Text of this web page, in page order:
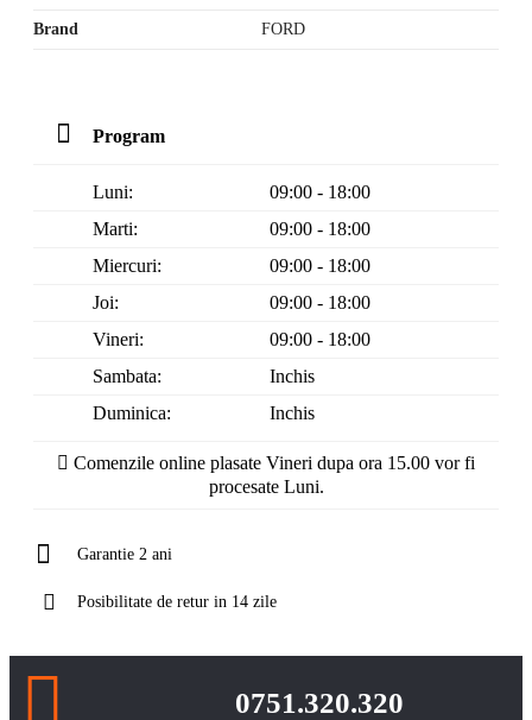
Brand FORD
Program
Luni:
09:00 - 18:00
Marti:
09:00 - 18:00
Miercuri:
09:00 - 18:00
Joi:
09:00 - 18:00
Vineri:
09:00 - 18:00
Sambata:
Inchis
Duminica:
Inchis
Comenzile online plasate Vineri dupa ora 15.00 vor fi
procesate Luni.
Garantie 2 ani
Posibilitate de retur in 14 zile
0751.320.320